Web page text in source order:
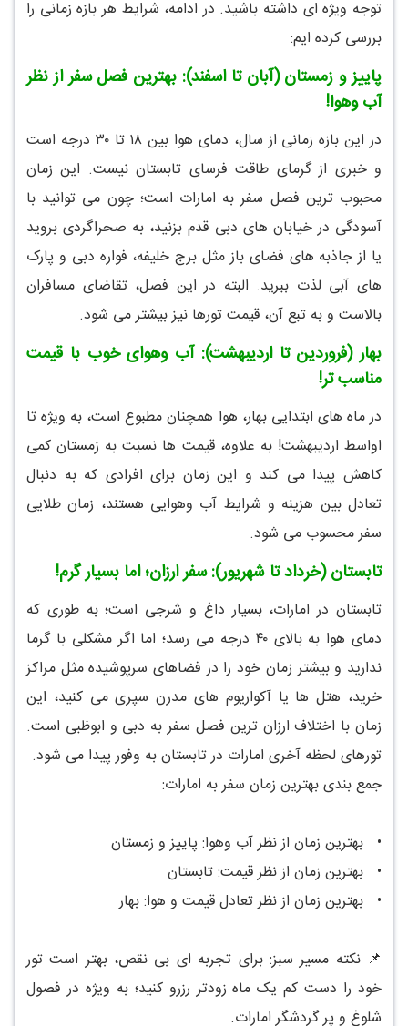
توجه ویژه ای داشته باشید. در ادامه، شرایط هر بازه زمانی را
بررسی کرده ایم:
پاییز و زمستان (آبان تا اسفند): بهترین فصل سفر از نظر
آب وهوا!
در این بازه زمانی از سال، دمای هوا بین ۱۸ تا ۳۰ درجه است
و خبری از گرمای طاقت فرسای تابستان نیست. این زمان
محبوب ترین فصل سفر به امارات است؛ چون می توانید با
آسودگی در خیابان های دبی قدم بزنید، به صحراگردی بروید
یا از جاذبه های فضای باز مثل برج خلیفه، فواره دبی و پارک
های آبی لذت ببرید. البته در این فصل، تقاضای مسافران
بالاست و به تبع آن، قیمت تورها نیز بیشتر می شود.
بهار (فروردین تا اردیبهشت): آب وهوای خوب با قیمت
مناسب تر!
در ماه های ابتدایی بهار، هوا همچنان مطبوع است، به ویژه تا
اواسط اردیبهشت! به علاوه، قیمت ها نسبت به زمستان کمی
کاهش پیدا می کند و این زمان برای افرادی که به دنبال
تعادل بین هزینه و شرایط آب وهوایی هستند، زمان طلایی
سفر محسوب می شود.
تابستان (خرداد تا شهریور): سفر ارزان؛ اما بسیار گرم!
تابستان در امارات، بسیار داغ و شرجی است؛ به طوری که
دمای هوا به بالای ۴۰ درجه می رسد؛ اما اگر مشکلی با گرما
ندارید و بیشتر زمان خود را در فضاهای سرپوشیده مثل مراکز
خرید، هتل ها یا آکواریوم های مدرن سپری می کنید، این
زمان با اختلاف ارزان ترین فصل سفر به دبی و ابوظبی است.
تورهای لحظه آخری امارات در تابستان به وفور پیدا می شود.
جمع بندی بهترین زمان سفر به امارات:
• بهترین زمان از نظر آب وهوا: پاییز و زمستان
• بهترین زمان از نظر قیمت: تابستان
• بهترین زمان از نظر تعادل قیمت و هوا: بهار
📌 نکته مسیر سبز: برای تجربه ای بی نقص، بهتر است تور
خود را دست کم یک ماه زودتر رزرو کنید؛ به ویژه در فصول
شلوغ و پر گردشگر امارات.